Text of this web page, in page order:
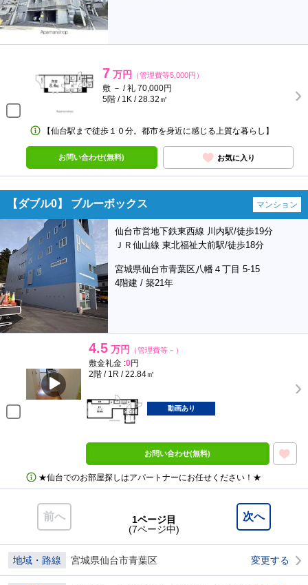
7 万円 （管理費等5,000円）
敷 － / 礼 70,000円
5階 / 1K / 28.32㎡
【仙台駅まで徒歩１０分。都市を身近に感じる上質な暮らし】
お問い合わせ(無料) お気に入り
【ダブル0】 ブルーボックス マンション
仙台市営地下鉄東西線 川内駅/徒歩19分
ＪＲ仙山線 東北福祉大前駅/徒歩18分
宮城県仙台市青葉区八幡４丁目 5-15
4階建 / 築21年
4.5 万円 （管理費等－）
敷金礼金 :0円
2階 / 1R / 22.84㎡
動画あり
お問い合わせ(無料)
★仙台でのお部屋探しはアパートナーにお任せください！★
前へ 次へ
1ページ目
(7ページ中)
地域・路線 宮城県仙台市青葉区 変更する